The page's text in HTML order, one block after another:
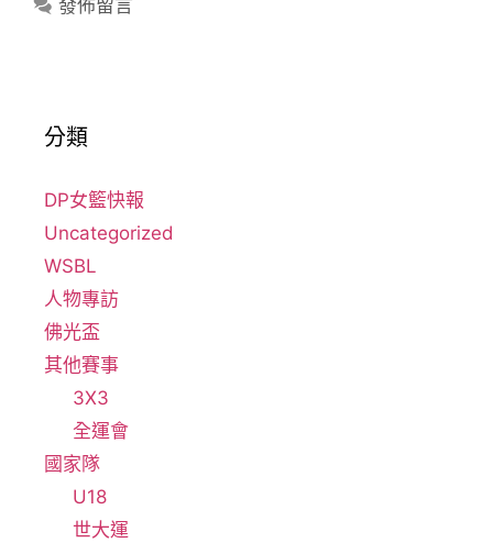
發佈留言
分類
DP女籃快報
Uncategorized
WSBL
人物專訪
佛光盃
其他賽事
3X3
全運會
國家隊
U18
世大運